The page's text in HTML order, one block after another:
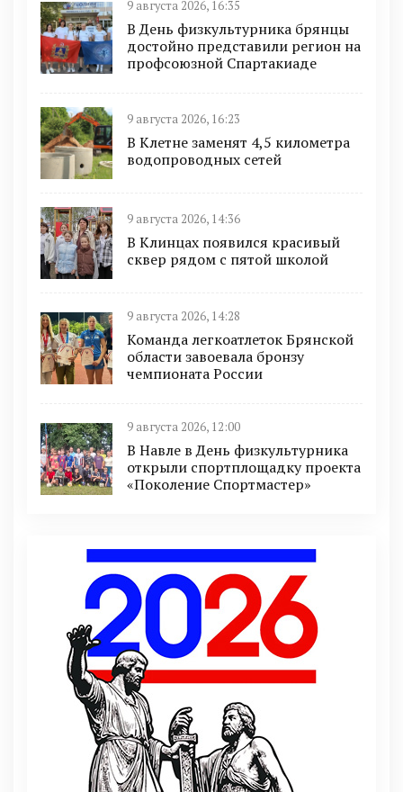
9 августа 2026, 16:35
В День физкультурника брянцы
достойно представили регион на
профсоюзной Спартакиаде
9 августа 2026, 16:23
В Клетне заменят 4,5 километра
водопроводных сетей
9 августа 2026, 14:36
В Клинцах появился красивый
сквер рядом с пятой школой
9 августа 2026, 14:28
Команда легкоатлеток Брянской
области завоевала бронзу
чемпионата России
9 августа 2026, 12:00
В Навле в День физкультурника
открыли спортплощадку проекта
«Поколение Спортмастер»